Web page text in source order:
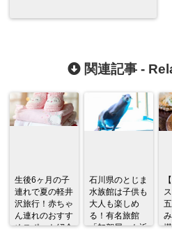
関連記事 -
生後6ヶ月の子
連れで夏の軽井
沢旅行！赤ちゃ
ん連れのおすす
めスポット紹介
石川県のとじま
水族館は子供も
大人も楽しめ
る！有名旅館
「加賀屋」も近